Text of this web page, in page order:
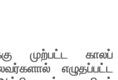
முற்பட்ட காலப்
எழுதப்பட்ட